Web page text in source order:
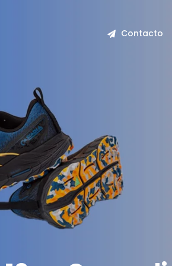
Contacto